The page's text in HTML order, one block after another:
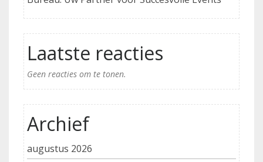
Laatste reacties
Geen reacties om te tonen.
Archief
augustus 2026